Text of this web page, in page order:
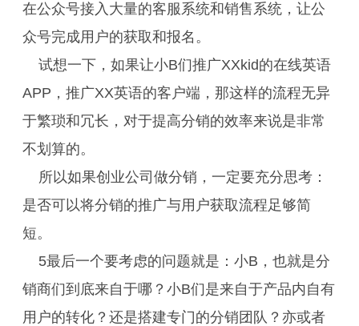
在公众号接入大量的客服系统和销售系统，让公
众号完成用户的获取和报名。
试想一下，如果让小B们推广XXkid的在线英语
APP，推广XX英语的客户端，那这样的流程无异
于繁琐和冗长，对于提高分销的效率来说是非常
不划算的。
所以如果创业公司做分销，一定要充分思考：
是否可以将分销的推广与用户获取流程足够简
短。
5最后一个要考虑的问题就是：小B，也就是分
销商们到底来自于哪？小B们是来自于产品内自有
用户的转化？还是搭建专门的分销团队？亦或者